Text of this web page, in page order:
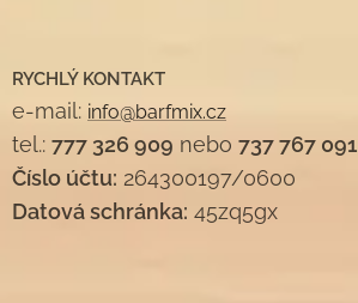
RYCHLÝ KONTAKT
e-mail: info@barfmix.cz
tel.: 777 326 909 nebo 737 767 091
Číslo účtu: 264300197/0600
Datová schránka: 45zq5gx